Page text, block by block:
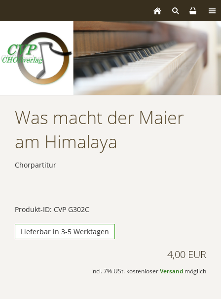
Was macht der Maier
am Himalaya
Chorpartitur
Produkt-ID: CVP G302C
Lieferbar in 3-5 Werktagen
4,00 EUR
incl. 7% USt. kostenloser Versand möglich